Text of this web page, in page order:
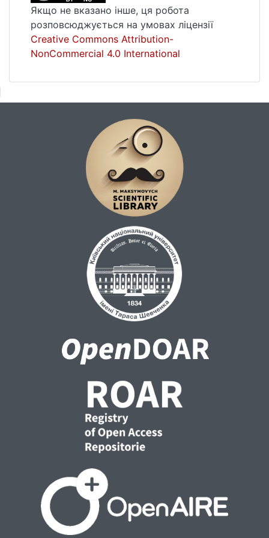
Якщо не вказано інше, ця робота
розповсюджується на умовах ліцензії
Creative Commons Attribution-
NonCommercial 4.0 International